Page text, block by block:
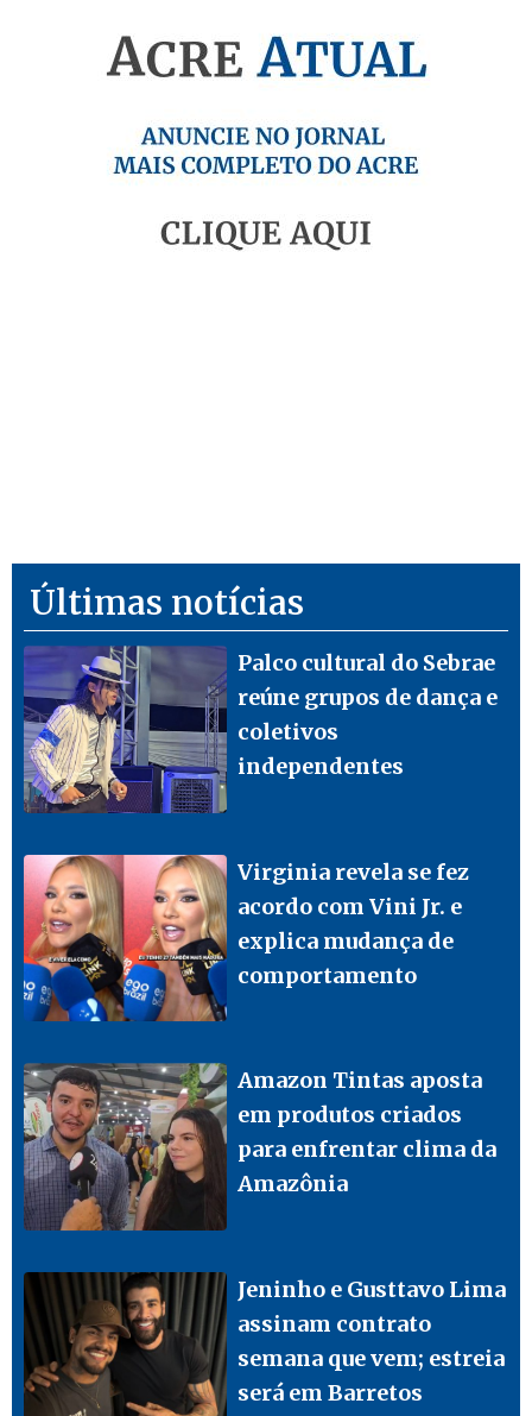
Últimas notícias
Palco cultural do Sebrae
reúne grupos de dança e
coletivos
independentes
Virginia revela se fez
acordo com Vini Jr. e
explica mudança de
comportamento
Amazon Tintas aposta
em produtos criados
para enfrentar clima da
Amazônia
Jeninho e Gusttavo Lima
assinam contrato
semana que vem; estreia
será em Barretos